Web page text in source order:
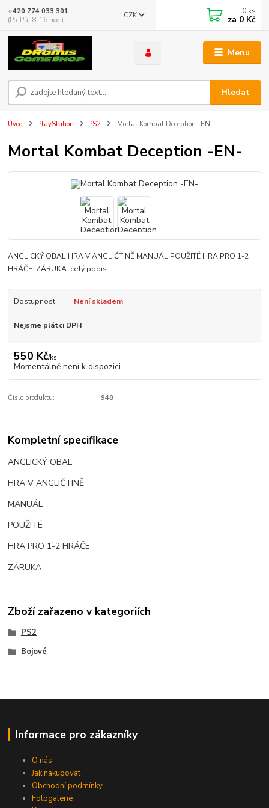
Menu
CZK
Hledat
+420 774 033 301
(Po-Pá, 8-16 hod.)
0 ks
za 0 Kč
Úvod PlayStation PS2 Mortal Kombat Deception -EN-
Mortal Kombat Deception -EN-
ANGLICKÝ OBAL HRA V ANGLIČTINĚ MANUÁL POUŽITÉ HRA PRO 1-2
HRÁČE ZÁRUKA celý popis
Dostupnost Není skladem
Nejsme plátci DPH
550 Kč/ks
Momentálně není k dispozici
Číslo produktu: 948
Kompletní specifikace
ANGLICKÝ OBAL
HRA V ANGLIČTINĚ
MANUÁL
POUŽITÉ
HRA PRO 1-2 HRÁČE
ZÁRUKA
Zboží zařazeno v kategoriích
PS2
Bojové
Informace pro zákazníky
O nás
Jak nakupovat
Obchodní podmínky
Fotogalerie